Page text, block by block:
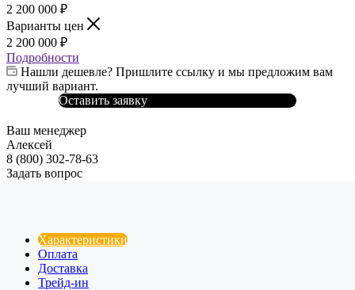
2 200 000 ₽
Варианты цен
2 200 000 ₽
Подробности
Нашли дешевле? Пришлите ссылку и мы предложим вам
лучший вариант.
Оставить заявку
Ваш менеджер
Алексей
8 (800) 302-78-63
Задать вопрос
Характеристики
Оплата
Доставка
Трейд-ин